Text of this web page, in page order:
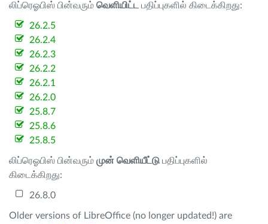
லிப்ரெஓபிஸ் பின்வரும் வெளியிட்ட பதிப்புகளில் கிடைக்கிறது:
26.2.5
26.2.4
26.2.3
26.2.2
26.2.1
26.2.0
25.8.7
25.8.6
25.8.5
லிப்ரெஓபிஸ் பின்வரும் முன் வெளியீட்டு பதிப்புகளில்
கிடைக்கிறது:
26.8.0
Older versions of LibreOffice (no longer updated!) are